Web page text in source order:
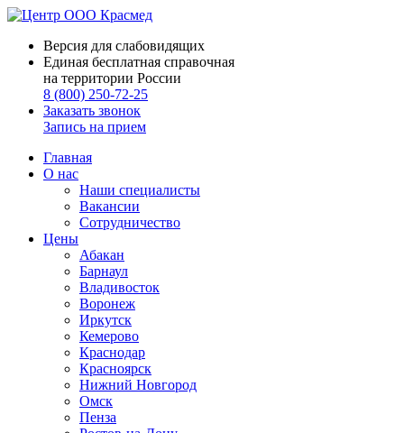
Версия для слабовидящих
Единая бесплатная справочная
на территории России
8 (800) 250-72-25
Заказать звонок
Запись на прием
Главная
О нас
Наши специалисты
Вакансии
Сотрудничество
Цены
Абакан
Барнаул
Владивосток
Воронеж
Иркутск
Кемерово
Краснодар
Красноярск
Нижний Новгород
Омск
Пенза